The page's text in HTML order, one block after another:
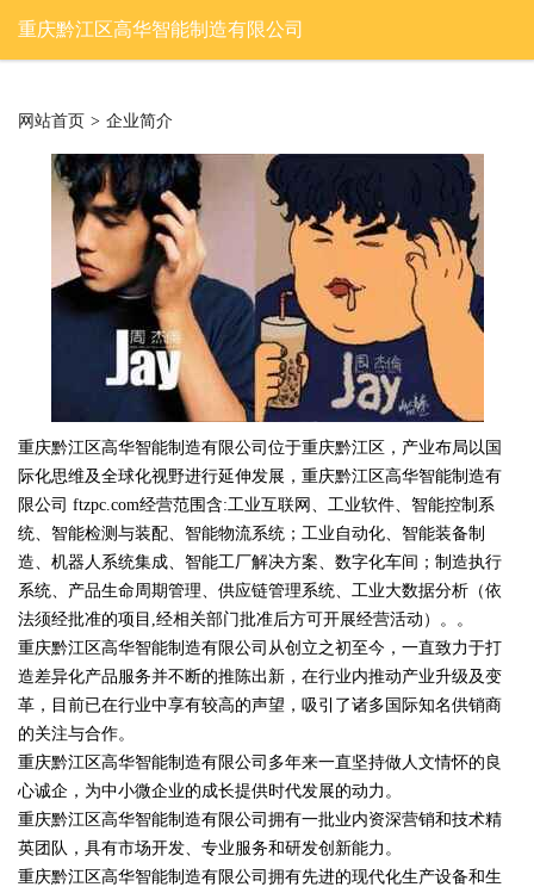
重庆黔江区高华智能制造有限公司
网站首页 > 企业简介
重庆黔江区高华智能制造有限公司位于重庆黔江区，产业布局以国
际化思维及全球化视野进行延伸发展，重庆黔江区高华智能制造有
限公司 ftzpc.com经营范围含:工业互联网、工业软件、智能控制系
统、智能检测与装配、智能物流系统；工业自动化、智能装备制
造、机器人系统集成、智能工厂解决方案、数字化车间；制造执行
系统、产品生命周期管理、供应链管理系统、工业大数据分析（依
法须经批准的项目,经相关部门批准后方可开展经营活动）。。
重庆黔江区高华智能制造有限公司从创立之初至今，一直致力于打
造差异化产品服务并不断的推陈出新，在行业内推动产业升级及变
革，目前已在行业中享有较高的声望，吸引了诸多国际知名供销商
的关注与合作。
重庆黔江区高华智能制造有限公司多年来一直坚持做人文情怀的良
心诚企，为中小微企业的成长提供时代发展的动力。
重庆黔江区高华智能制造有限公司拥有一批业内资深营销和技术精
英团队，具有市场开发、专业服务和研发创新能力。
重庆黔江区高华智能制造有限公司拥有先进的现代化生产设备和生